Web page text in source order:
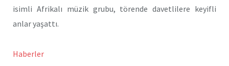
isimli Afrikalı müzik grubu, törende davetlilere keyifli
anlar yaşattı.
Haberler